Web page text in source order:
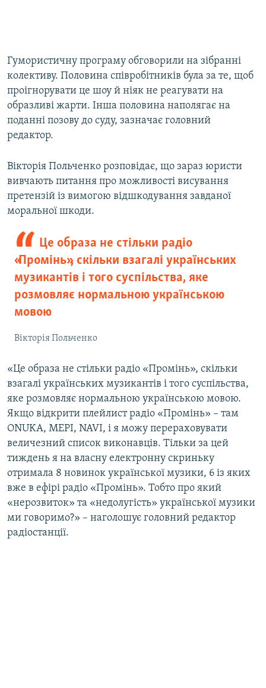
Гумористичну програму обговорили на зібранні
колективу. Половина співробітників була за те, щоб
проігнорувати це шоу й ніяк не реагувати на
образливі жарти. Інша половина наполягає на
поданні позову до суду, зазначає головний
редактор.
Вікторія Польченко розповідає, що зараз юристи
вивчають питання про можливості висування
претензій із вимогою відшкодування завданої
моральної шкоди.
Це образа не стільки радіо
«Промінь», скільки взагалі українських
музикантів і того суспільства, яке
розмовляє нормальною українською
мовою
Вікторія Польченко
«Це образа не стільки радіо «Промінь», скільки
взагалі українських музикантів і того суспільства,
яке розмовляє нормальною українською мовою.
Якщо відкрити плейлист радіо «Промінь» – там
ONUKA, МЕРІ, NAVI, і я можу перераховувати
величезний список виконавців. Тільки за цей
тиждень я на власну електронну скриньку
отримала 8 новинок української музики, 6 із яких
вже в ефірі радіо «Промінь». Тобто про який
«нерозвиток» та «недолугість» української музики
ми говоримо?» – наголошує головний редактор
радіостанції.